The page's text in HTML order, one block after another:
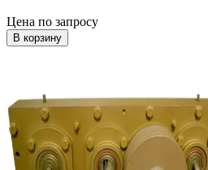
Цена по запросу
В корзину